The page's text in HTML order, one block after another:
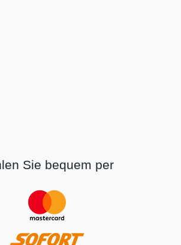
Sie bequem per